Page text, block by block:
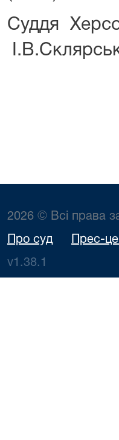
Суддя
2026 © Всі права
Про суд Прес-
v1.38.1